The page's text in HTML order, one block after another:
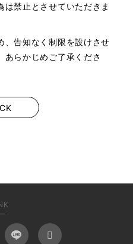
は禁止とさせていただきま
、告知なく制限を設けさせ
あらかじめご了承くださ